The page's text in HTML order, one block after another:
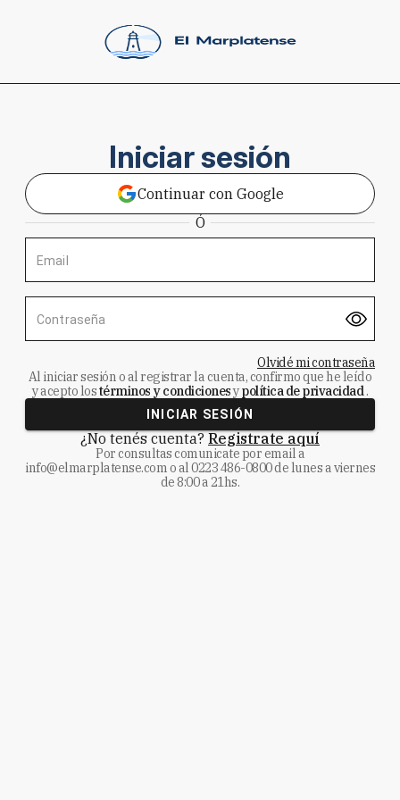
Iniciar sesión
Continuar con Google
Ó
Email
Contraseña
Olvidé mi contraseña
Al iniciar sesión o al registrar la cuenta, confirmo que he leído
y acepto lostérminos y condicionesypolítica de privacidad.
INICIAR SESIÓN
¿No tenés cuenta? Registrate aquí
Por consultas comunicate por email a
info@elmarplatense.como al0223 486-0800de lunes a viernes
de 8:00 a 21hs.